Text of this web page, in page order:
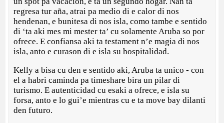
regresa tur aña, atrai pa medio di e calor di nos
hendenan, e bunitesa di nos isla, como tambe e sentido
di ‘ta aki mes mi mester ta’ cu solamente Aruba so por
ofrece. E confiansa aki ta testament n’e magia di nos
isla, anto e curason di e isla su hospitalidad.
Kelly a bisa cu den e sentido aki, Aruba ta unico - con
el a habri caminda pa timeshare bira un pilar di
turismo. E autenticidad cu esaki a ofrece, e isla su
forsa, anto e lo gui’e mientras cu e ta move bay dilanti
den futuro.